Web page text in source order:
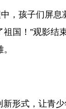
孩子们屏息
国！”观影结
形式，让青